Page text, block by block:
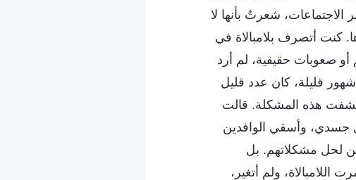
شعرتُ بأنها لا
كنت أتصرف بلامبالاة في
صعوبات حقيقية، لم أرد
قليلة، كان عدد قليل
هذه المشكلة. قالت
جسدي، وأسقي الوافدين
لحل مشكلاتهم. بل
اللامبالاة، ولم أتغير،